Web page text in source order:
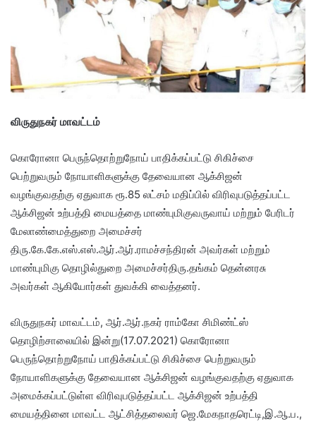
விருதுநகர் மாவட்டம்
கொரோனா பெருந்தொற்றுநோய் பாதிக்கப்பட்டு சிகிச்சை
பெற்றுவரும் நோயாளிகளுக்கு தேவையான ஆக்சிஜன்
வழங்குவதற்கு ஏதுவாக ரூ.85 லட்சம் மதிப்பில் விரிவுபடுத்தப்பட்ட
ஆக்சிஜன் உற்பத்தி மையத்தை மாண்புமிகுவருவாய் மற்றும் பேரிடர்
மேலாண்மைத்துறை அமைச்சர்
திரு.கே.கே.எஸ்.எஸ்.ஆர்.ஆர்.ராமச்சந்திரன் அவர்கள் மற்றும்
மாண்புமிகு தொழில்துறை அமைச்சர்திரு.தங்கம் தென்னரசு
அவர்கள் ஆகியோர்கள் துவக்கி வைத்தனர்.
விருதுநகர் மாவட்டம், ஆர்.ஆர்.நகர் ராம்கோ சிமிண்ட்ஸ்
தொழிற்சாலையில் இன்று(17.07.2021) கொரோனா
பெருந்தொற்றுநோய் பாதிக்கப்பட்டு சிகிச்சை பெற்றுவரும்
நோயாளிகளுக்கு தேவையான ஆக்சிஜன் வழங்குவதற்கு ஏதுவாக
அமைக்கப்பட்டுள்ள விரிவுபடுத்தப்பட்ட ஆக்சிஜன் உற்பத்தி
மையத்தினை மாவட்ட ஆட்சித்தலைவர் ஜெ.மேகநாதரெட்டி,இ.ஆ.ப.,